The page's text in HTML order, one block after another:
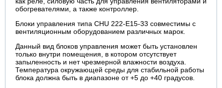
обогревателями, а также контроллер.
Блоки управления типа CHU 222-E15-33 совместимы с
вентиляционным оборудованием различных марок.
Данный вид блоков управления может быть установлен
только внутри помещения, в котором отсутствует
запыленность и нет чрезмерной влажности воздуха.
Температура окружающей среды для стабильной работы
блока должна быть в диапазоне от +5 до +40 градусов.